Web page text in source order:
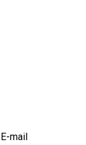
mail